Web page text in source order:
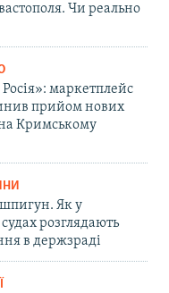
Чи реально
маркетплейс
прийом нових
Кримському
Як у
розглядають
в держзраді